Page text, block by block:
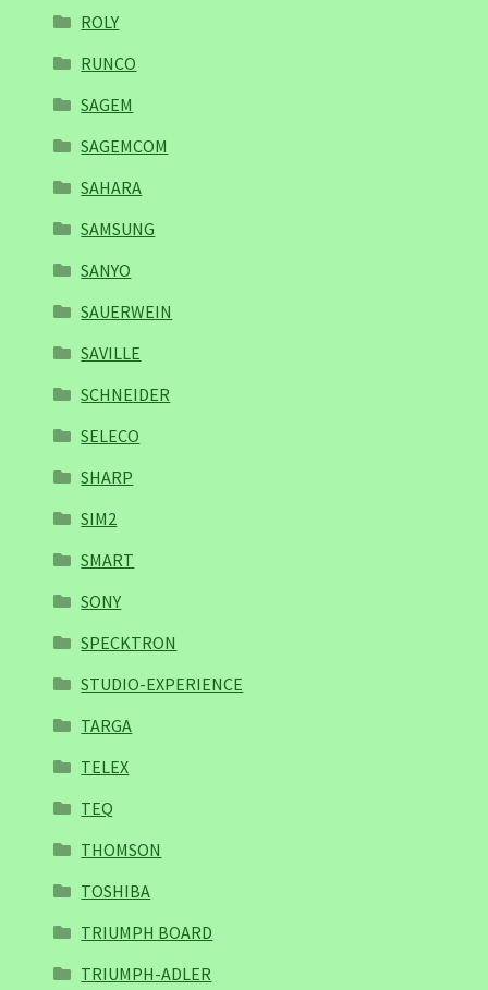
ROLY
RUNCO
SAGEM
SAGEMCOM
SAHARA
SAMSUNG
SANYO
SAUERWEIN
SAVILLE
SCHNEIDER
SELECO
SHARP
SIM2
SMART
SONY
SPECKTRON
STUDIO-EXPERIENCE
TARGA
TELEX
TEQ
THOMSON
TOSHIBA
TRIUMPH BOARD
TRIUMPH-ADLER